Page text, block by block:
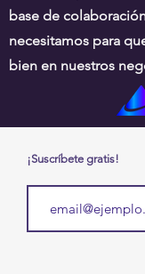
base de
necesitamos para
bien en nuestros
¡Suscríbete gratis!